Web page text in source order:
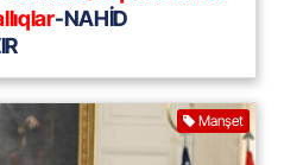
-NAHİD
Manşet